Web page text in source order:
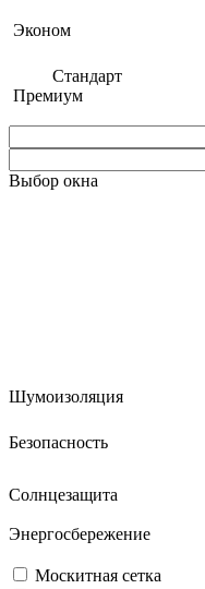
Эконом
Стандарт
Премиум
Выбор окна
Шумоизоляция
Безопасность
Солнцезащита
Энергосбережение
Москитная сетка